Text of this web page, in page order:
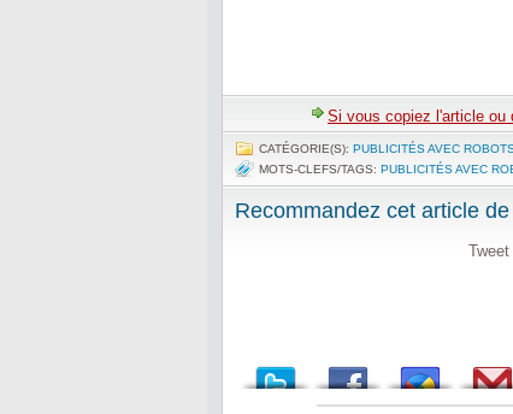
Si vous copiez l'article ou
CATÉGORIE(S): PUBLICITÉS AVEC
MOTS-CLEFS/TAGS: PUBLICITÉS AVEC
Recommandez cet article
Tweet